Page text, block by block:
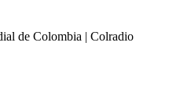
de Colombia | Colradio